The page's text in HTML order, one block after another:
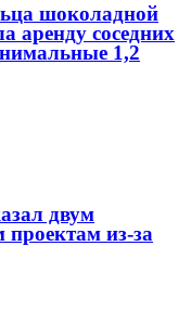
шоколадной
аренду соседних
1,2
двум
из-за